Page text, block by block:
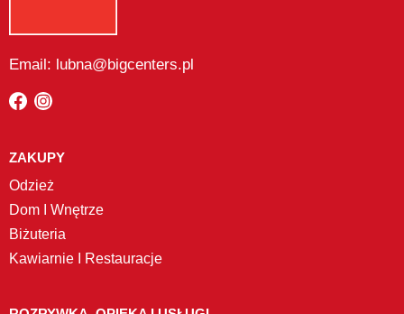
Email: lubna@bigcenters.pl
ZAKUPY
Odzież
Dom I Wnętrze
Biżuteria
Kawiarnie I Restauracje